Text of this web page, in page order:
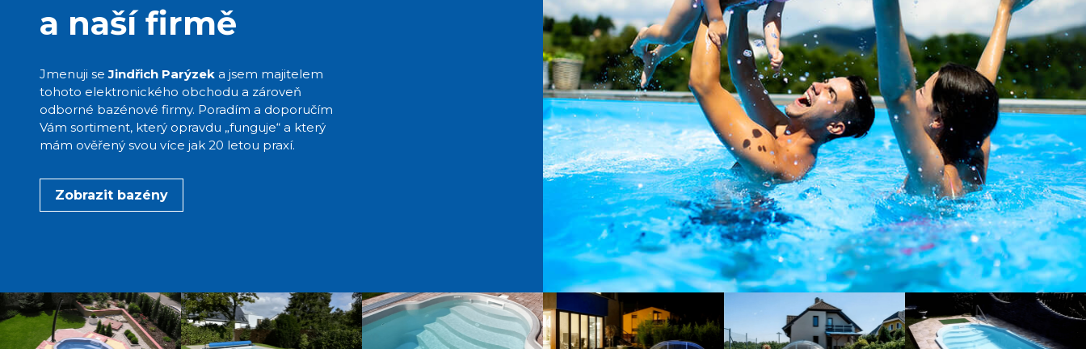
a naší firmě
Jmenuji seJindřich Parýzeka jsem majitelem
tohoto elektronického obchodu a zároveň
odborné bazénové firmy. Poradím a doporučím
Vám sortiment, který opravdu „funguje“ a který
mám ověřený svou více jak 20 letou praxí.
Zobrazit bazény